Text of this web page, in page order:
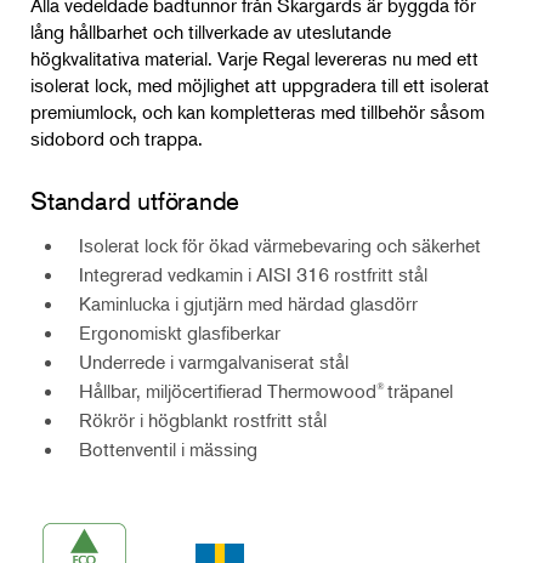
Alla vedeldade badtunnor från Skargards är byggda för
lång hållbarhet och tillverkade av uteslutande
högkvalitativa material. Varje Regal levereras nu med ett
isolerat lock, med möjlighet att uppgradera till ett isolerat
premiumlock, och kan kompletteras med tillbehör såsom
sidobord och trappa.
Standard utförande
Isolerat lock för ökad värmebevaring och säkerhet
Integrerad vedkamin i AISI 316 rostfritt stål
Kaminlucka i gjutjärn med härdad glasdörr
Ergonomiskt glasfiberkar
Underrede i varmgalvaniserat stål
Hållbar, miljöcertifierad Thermowood® träpanel
Rökrör i högblankt rostfritt stål
Bottenventil i mässing